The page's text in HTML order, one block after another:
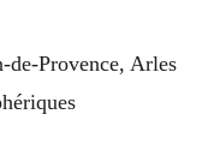
de-Provence, Arles